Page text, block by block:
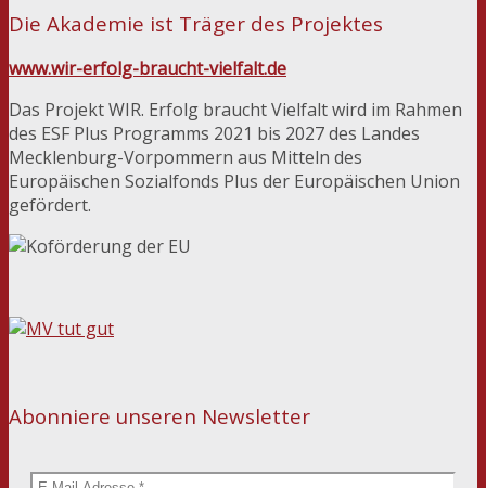
Die Akademie ist Träger des Projektes
www.wir-erfolg-braucht-vielfalt.de
Das Projekt WIR. Erfolg braucht Vielfalt wird im Rahmen
des ESF Plus Programms 2021 bis 2027 des Landes
Mecklenburg-Vorpommern aus Mitteln des
Europäischen Sozialfonds Plus der Europäischen Union
gefördert.
Abonniere unseren Newsletter